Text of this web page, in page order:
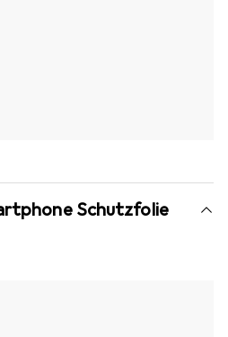
Schutzfolie